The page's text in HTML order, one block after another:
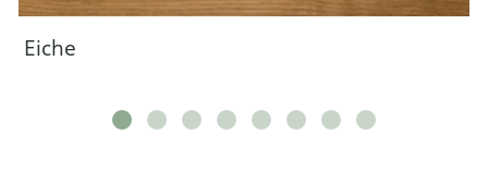
Eiche